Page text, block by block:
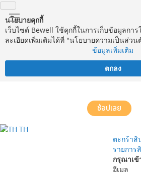
นโยบายคุกกี้
เว็บไซต์ Bewell ใช้คุกกี้ในการเก็บข้อมูลกา
ละเอียดเพิ่มเติมได้ที่ "นโยบายความเป็นส่วน
ข้อมูลเพิ่มเติม
ตกลง
ช้อปเลย
TH
ตะกร้าสิ
รายกา
กรุณาเ
อีเมล